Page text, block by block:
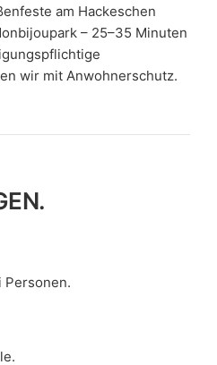
am Hackeschen
– 25–35 Minuten
wir mit Anwohnerschutz.
Personen.